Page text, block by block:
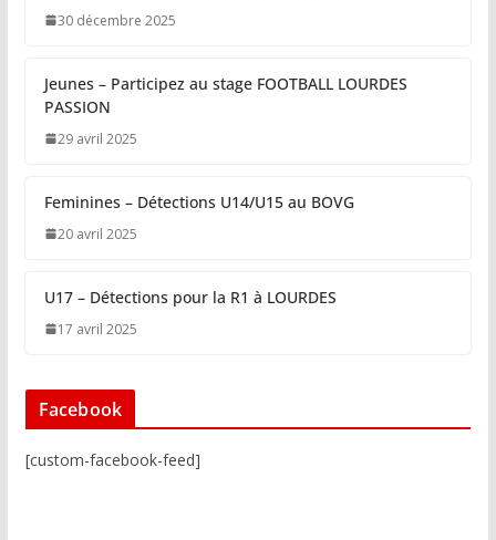
30 décembre 2025
Jeunes – Participez au stage FOOTBALL LOURDES
PASSION
29 avril 2025
Feminines – Détections U14/U15 au BOVG
20 avril 2025
U17 – Détections pour la R1 à LOURDES
17 avril 2025
Facebook
[custom-facebook-feed]